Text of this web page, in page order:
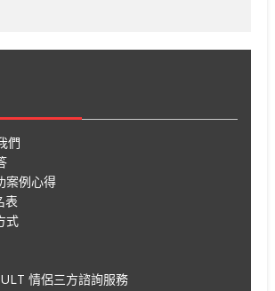
們
案例心得
表
式
情侶三方諮詢服務